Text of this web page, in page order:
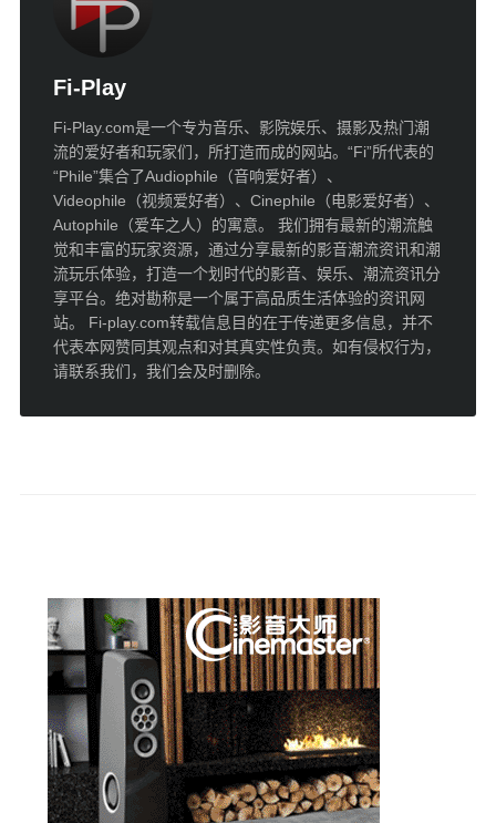
Fi-Play
Fi-Play.com是一个专为音乐、影院娱乐、摄影及热门潮
流的爱好者和玩家们，所打造而成的网站。“Fi”所代表的
“Phile”集合了Audiophile（音响爱好者）、
Videophile（视频爱好者）、Cinephile（电影爱好者）、
Autophile（爱车之人）的寓意。 我们拥有最新的潮流触
觉和丰富的玩家资源，通过分享最新的影音潮流资讯和潮
流玩乐体验，打造一个划时代的影音、娱乐、潮流资讯分
享平台。绝对勘称是一个属于高品质生活体验的资讯网
站。 Fi-play.com转载信息目的在于传递更多信息，并不
代表本网赞同其观点和对其真实性负责。如有侵权行为，
请联系我们，我们会及时删除。